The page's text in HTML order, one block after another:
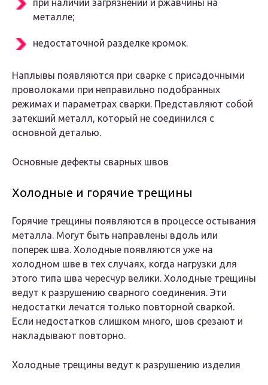
при наличии загрязнений и ржавчины на
металле;
недостаточной разделке кромок.
Наплывы появляются при сварке с присадочными
проволоками при неправильно подобранных
режимах и параметрах сварки. Представляют собой
затекший металл, который не соединился с
основной деталью.
Основные дефекты сварных швов
Холодные и горячие трещины
Горячие трещины появляются в процессе остывания
металла. Могут быть направлены вдоль или
поперек шва. Холодные появляются уже на
холодном шве в тех случаях, когда нагрузки для
этого типа шва чересчур велики. Холодные трещины
ведут к разрушению сварного соединения. Эти
недостатки лечатся только повторной сваркой.
Если недостатков слишком много, шов срезают и
накладывают повторно.
Холодные трещины ведут к разрушению изделия